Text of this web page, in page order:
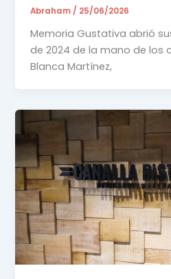
Abraham / 25/06/2026
Memoria Gustativa abrió
de 2024 de la mano de los
Blanca Martínez,